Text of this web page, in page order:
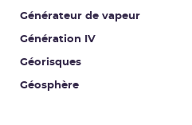
Générateur de vapeur
Génération IV
Géorisques
Géosphère